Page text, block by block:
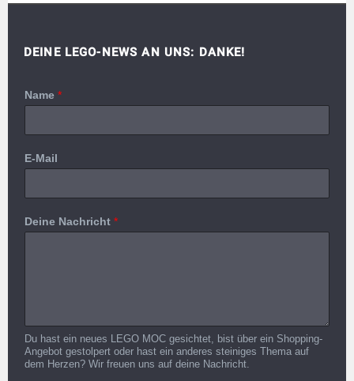
DEINE LEGO-NEWS AN UNS: DANKE!
Name *
E-Mail
Deine Nachricht *
Du hast ein neues LEGO MOC gesichtet, bist über ein Shopping-
Angebot gestolpert oder hast ein anderes steiniges Thema auf
dem Herzen? Wir freuen uns auf deine Nachricht.